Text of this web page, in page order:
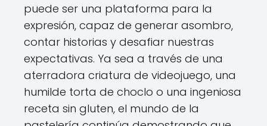
puede ser una plataforma para la
expresión, capaz de generar asombro,
contar historias y desafiar nuestras
expectativas. Ya sea a través de una
aterradora criatura de videojuego, una
humilde torta de choclo o una ingeniosa
receta sin gluten, el mundo de la